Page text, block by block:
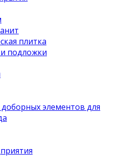
плитка
подложки
элементов для